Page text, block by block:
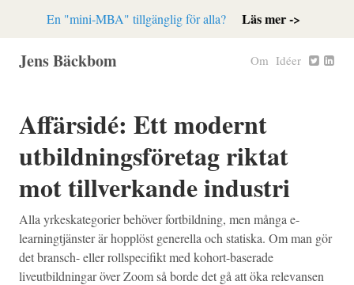
En "mini-MBA" tillgänglig för alla? Läs mer ->
Jens Bäckbom Om Idéer
Affärsidé: Ett modernt
utbildningsföretag riktat
mot tillverkande industri
Alla yrkeskategorier behöver fortbildning, men många e-
learningtjänster är hopplöst generella och statiska. Om man gör
det bransch- eller rollspecifikt med kohort-baserade
liveutbildningar över Zoom så borde det gå att öka relevansen